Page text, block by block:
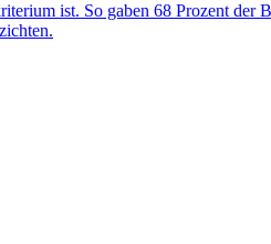
ist. So gaben 68 Prozent